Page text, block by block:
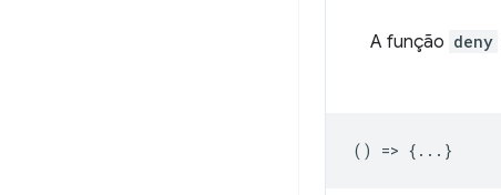
A função deny
() => {...}